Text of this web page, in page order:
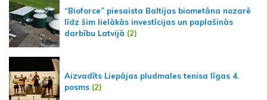
“Bioforce” piesaista Baltijas biometāna nozarē
līdz šim lielākās investīcijas un paplašinās
darbību Latvijā (2)
Aizvadīts Liepājas pludmales tenisa līgas 4.
posms (2)